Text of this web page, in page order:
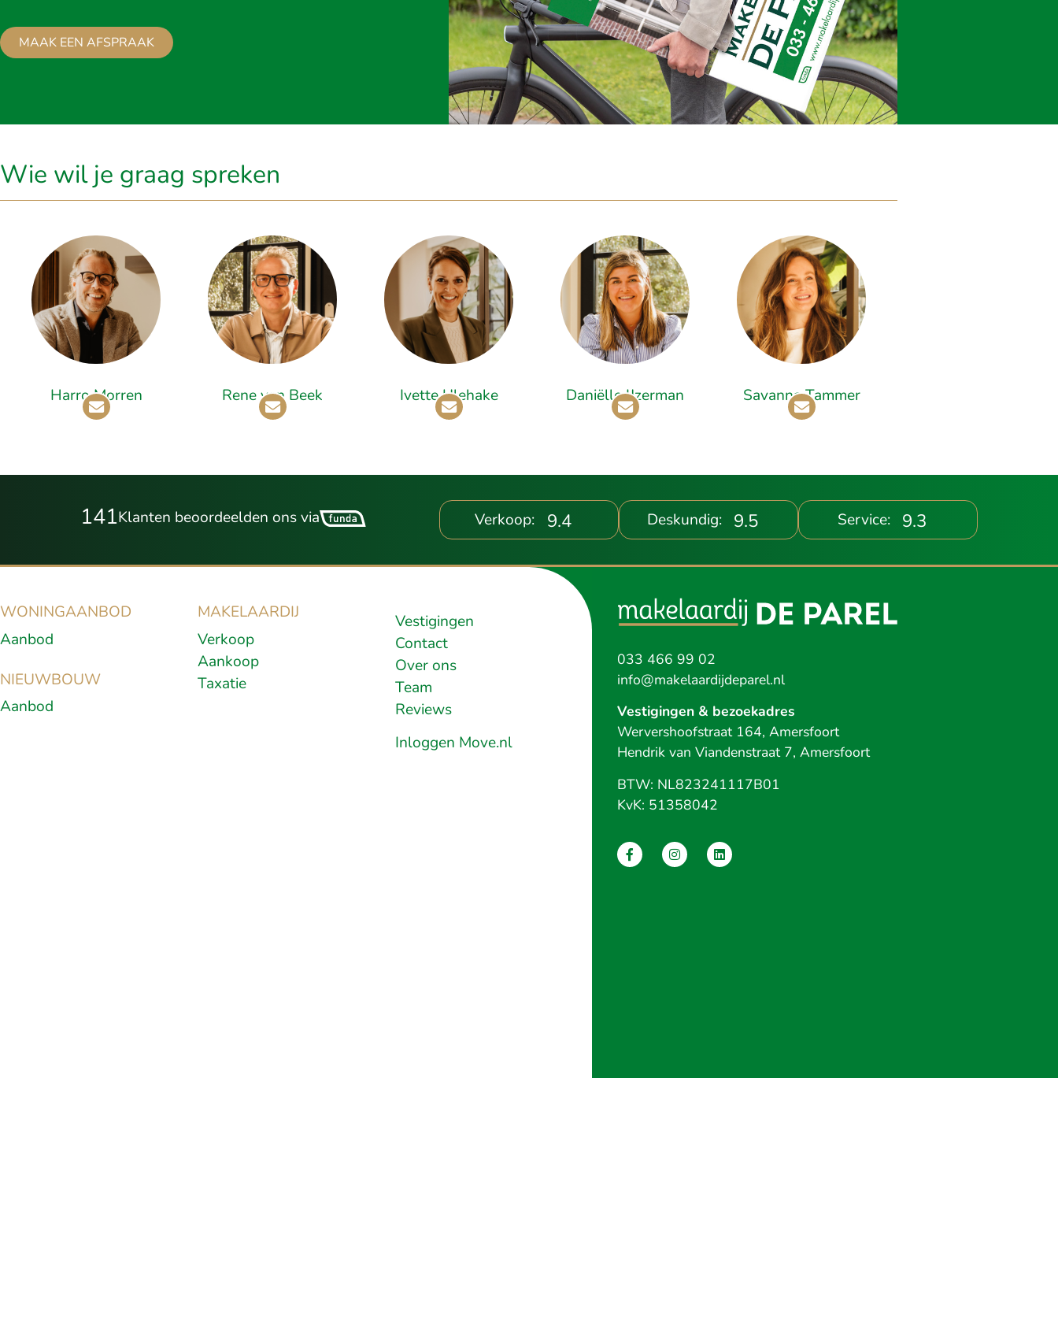
MAAK EEN AFSPRAAK
Wie wil je graag spreken
Harro Morren Rene van Beek Ivette Ulehake Daniëlle IJzerman Savanna Tammer
141Klanten beoordeelden ons via Verkoop: 9.4 Deskundig: 9.5 Service: 9.3
WONINGAANBOD
Aanbod
NIEUWBOUW
Aanbod
MAKELAARDIJ
Verkoop
Aankoop
Taxatie
Vestigingen
Contact
Over ons
Team
Reviews
Inloggen Move.nl
033 466 99 02
info@makelaardijdeparel.nl
Vestigingen & bezoekadres
Wervershoofstraat 164, Amersfoort
Hendrik van Viandenstraat 7, Amersfoort
BTW: NL823241117B01
KvK: 51358042